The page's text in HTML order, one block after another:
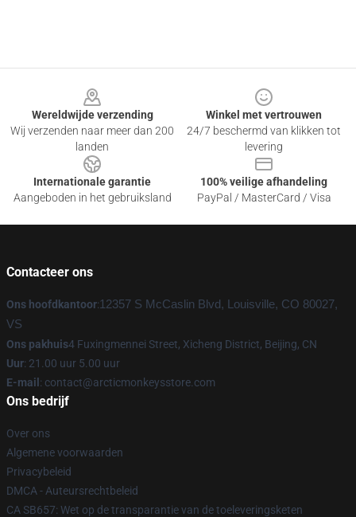
Wereldwijde verzending
Wij verzenden naar meer dan 200
landen
Winkel met vertrouwen
24/7 beschermd van klikken tot
levering
Internationale garantie
Aangeboden in het gebruiksland
100% veilige afhandeling
PayPal / MasterCard / Visa
Contacteer ons
Ons hoofdkantoor:12357 S McCaslin Blvd, Louisville, CO 80027,
VS
Ons pakhuis4 Fuxingmennei Street, Xicheng District, Beijing, CN
Uur: 21.00 uur 5.00 uur
E-mail : contact@arcticmonkeysstore.com
Ons bedrijf
Over ons
Algemene voorwaarden
Privacybeleid
DMCA - Auteursrechtbeleid
CA SB657: Wet op de transparantie van de toeleveringsketen